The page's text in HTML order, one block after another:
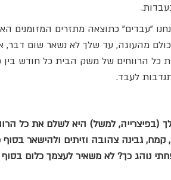
"עבדים" כתוצאה מתזרים המזומנים
מהעוגה, עד שלך לא נשאר שום
כל הרווחים של משק הבית כל חודש
לעבד.
למשל) היא לשלם את כל
קמח, גבינה צהובה וזיתים ולהישאר
נוהג כך? לא משאיר לעצמך כלום